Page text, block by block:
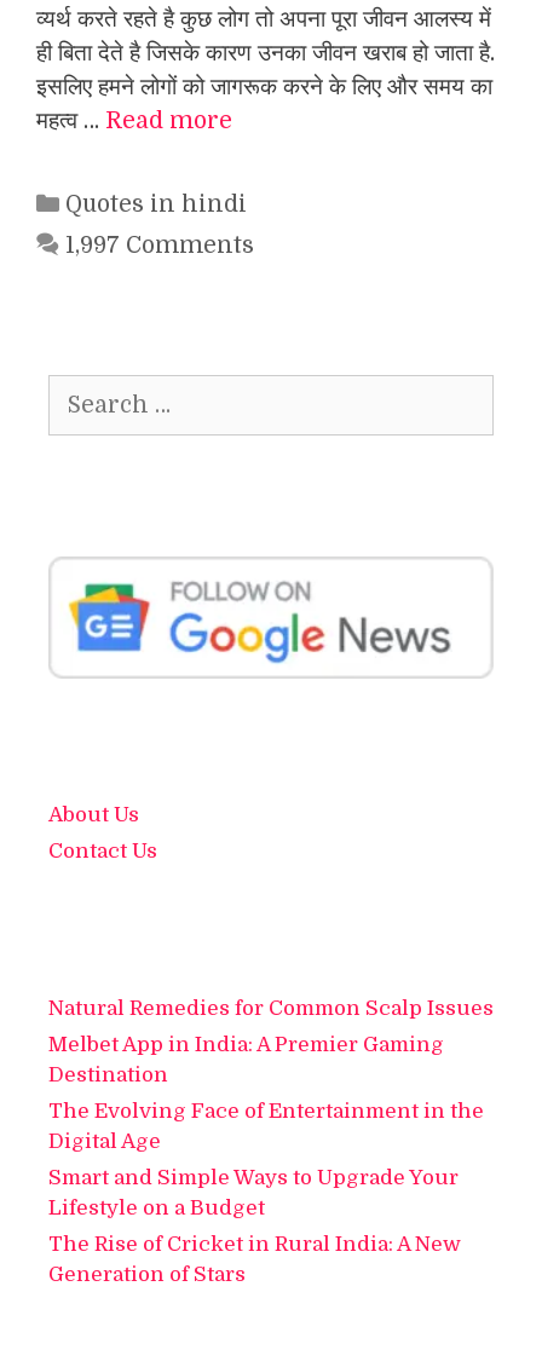
व्यर्थ करते रहते है कुछ लोग तो अपना पूरा जीवन आलस्य में
ही बिता देते है जिसके कारण उनका जीवन खराब हो जाता है.
इसलिए हमने लोगों को जागरूक करने के लिए और समय का
महत्व … Read more
Categories
Quotes in hindi
1,997 Comments
for:
About Us
Contact Us
Natural Remedies for Common Scalp Issues
Melbet App in India: A Premier Gaming
Destination
The Evolving Face of Entertainment in the
Digital Age
Smart and Simple Ways to Upgrade Your
Lifestyle on a Budget
The Rise of Cricket in Rural India: A New
Generation of Stars